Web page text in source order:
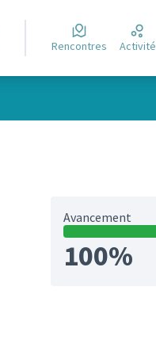
Rencontres Activité
de la catégorie : Réalisé
Avancement
100%